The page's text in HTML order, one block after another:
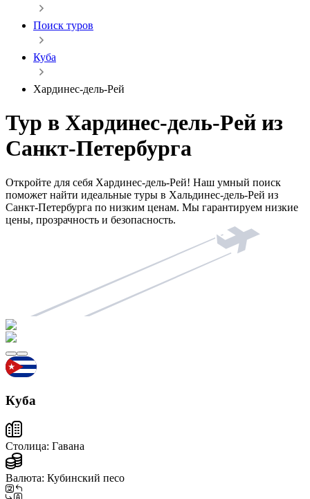
Поиск туров
Куба
Хардинес-дель-Рей
Тур в Хардинес-дель-Рей из
Санкт-Петербурга
Откройте для себя Хардинес-дель-Рей! Наш умный поиск
поможет найти идеальные туры в Хальдинес-дель-Рей из
Санкт-Петербурга по низким ценам. Мы гарантируем низкие
цены, прозрачность и безопасность.
Куба
Столица: Гавана
Валюта: Кубинский песо